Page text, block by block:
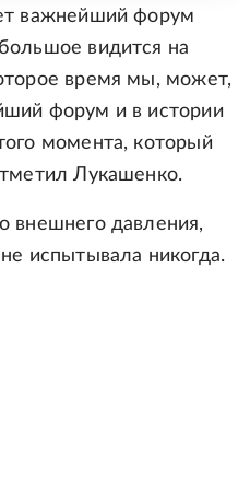
важнейший форум
видится на
время мы, может,
форум и в истории
момента, который
Лукашенко.
внешнего давления,
испытывала никогда.